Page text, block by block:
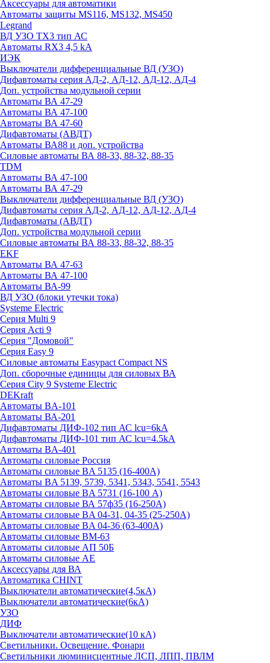
Аксессуары для автоматики
Автоматы защиты MS116, MS132, MS450
Legrand
ВД УЗО TX3 тип АС
Автоматы RX3 4,5 kA
ИЭК
Выключатели дифференциальные ВД (УЗО)
Дифавтоматы серия АД-2, АД-12, АД-12, АД-4
Доп. устройства модульной серии
Автоматы ВА 47-29
Автоматы ВА 47-100
Автоматы ВА 47-60
Дифавтоматы (АВДТ)
Автоматы ВА88 и доп. устройства
Силовые автоматы ВА 88-33, 88-32, 88-35
TDM
Автоматы ВА 47-100
Автоматы ВА 47-29
Выключатели дифференциальные ВД (УЗО)
Дифавтоматы серия АД-2, АД-12, АД-12, АД-4
Дифавтоматы (АВДТ)
Доп. устройства модульной серии
Силовые автоматы ВА 88-33, 88-32, 88-35
EKF
Автоматы ВА 47-63
Автоматы ВА 47-100
Автоматы ВА-99
ВД УЗО (блоки утечки тока)
Systeme Electric
Серия Multi 9
Серия Acti 9
Серия "Домовой"
Серия Easy 9
Силовые автоматы Easypact Compact NS
Доп. сборочные единицы для силовых ВА
Серия City 9 Systeme Electric
DEKraft
Автоматы BA-101
Автоматы ВА-201
Дифавтоматы ДИФ-102 тип АС lcu=6kA
Дифавтоматы ДИФ-101 тип АС lcu=4.5kA
Автоматы BA-401
Автоматы силовые Россия
Автоматы силовые BA 5135 (16-400А)
Автоматы BA 5139, 5739, 5341, 5343, 5541, 5543
Автоматы силовые BA 5731 (16-100 А)
Автоматы силовые ВА 57ф35 (16-250А)
Автоматы силовые BA 04-31, 04-35 (25-250А)
Автоматы силовые BA 04-36 (63-400А)
Автоматы силовые ВМ-63
Автоматы силовые АП 50Б
Автоматы силовые АЕ
Аксессуары для ВА
Автоматика CHINT
Выключатели автоматические(4,5кА)
Выключатели автоматические(6кА)
УЗО
ДИФ
Выключатели автоматические(10 кА)
Светильники. Освещение. Фонари
Светильники люминисцентные ЛСП, ЛПП, ПВЛМ